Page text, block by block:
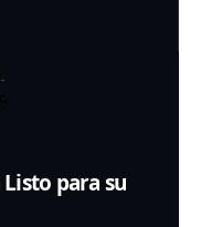
Listo para su